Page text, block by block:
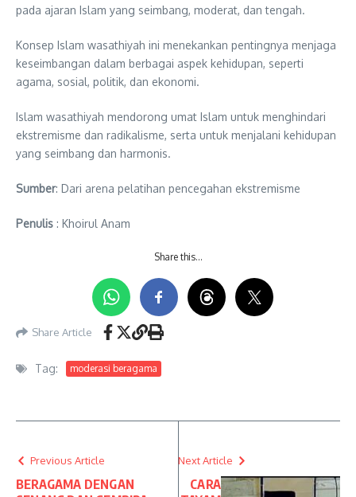
pada ajaran Islam yang seimbang, moderat, dan tengah.
Konsep Islam wasathiyah ini menekankan pentingnya menjaga
keseimbangan dalam berbagai aspek kehidupan, seperti
agama, sosial, politik, dan ekonomi.
Islam wasathiyah mendorong umat Islam untuk menghindari
ekstremisme dan radikalisme, serta untuk menjalani kehidupan
yang seimbang dan harmonis.
Sumber: Dari arena pelatihan pencegahan ekstremisme
Penulis : Khoirul Anam
Share this…
Share Article
Tag: moderasi beragama
Previous Article
BERAGAMA DENGAN
Next Article
CARA